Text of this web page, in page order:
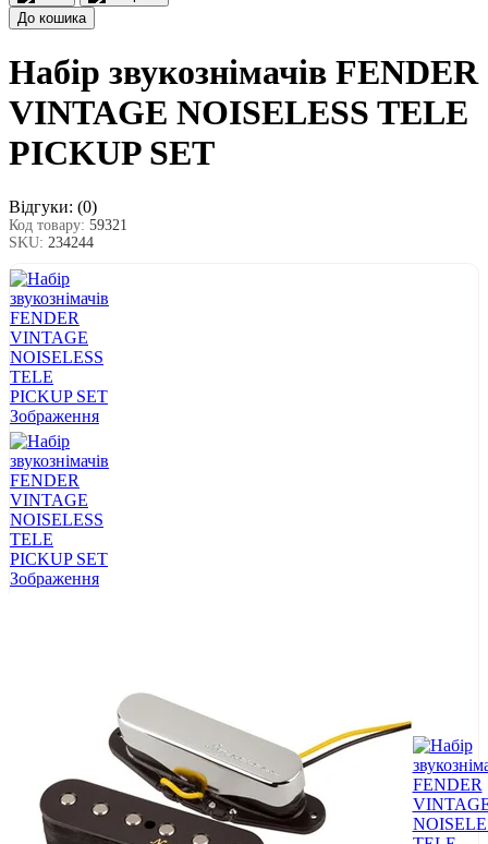
До кошика
Набір звукознімачів FENDER
VINTAGE NOISELESS TELE
PICKUP SET
Відгуки: (0)
Код товару: 59321
SKU: 234244